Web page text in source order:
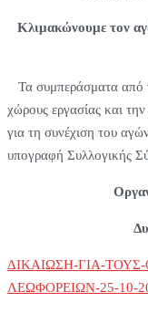
Κλιμακώνουμε τον
Τα συμπεράσματα από
χώρους εργασίας και
για τη συνέχιση του
υπογραφή Συλλογικής
ΔΙΚΑΙΩΣΗ-ΓΙΑ-
ΛΕΩΦΟΡΕΙΩΝ-25-10-